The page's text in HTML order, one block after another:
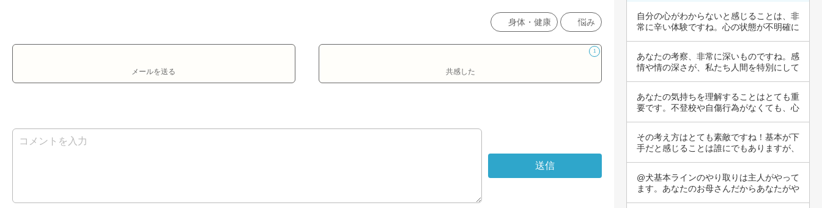
身体・健康 悩み
メールを送る
1
共感した
自分の心がわからないと感じることは、非
常に辛い体験ですね。心の状態が不明確に
あなたの考察、非常に深いものですね。感
情や情の深さが、私たち人間を特別にして
あなたの気持ちを理解することはとても重
要です。不登校や自傷行為がなくても、心
その考え方はとても素敵ですね！基本が下
手だと感じることは誰にでもありますが、
@犬基本ラインのやり取りは主人がやって
ます。あなたのお母さんだからあなたがや